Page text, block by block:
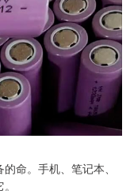
命。手机、笔记本、